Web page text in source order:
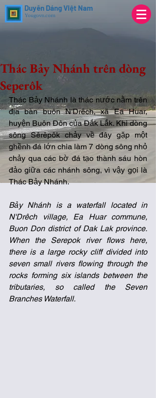
Duyên Dáng Việt Nam
Yougovn.com
Thác Bảy Nhánh trên dòng
Seperôk
Thác Bảy Nhánh là thác nước nằm trên
địa bàn buôn N'Drêch, xã Ea Huar,
huyện Buôn Đôn của Đắk Lắk. Khi dòng
sông Sêrêpôk chảy về đây gặp một
ghềnh đá lớn chia làm 7 dòng sông nhỏ
chảy qua các bờ đá tạo thành sáu hòn
đảo giữa các nhánh sông, vì vậy gọi là
Thác Bảy Nhánh.
Bảy Nhánh is a waterfall located in
N'Drêch village, Ea Huar commune,
Buon Don district of Dak Lak province.
When the Serepok river flows here,
there is a large rocky cliff divided into
seven small rivers flowing through the
rocks forming six islands between the
tributaries, so called the Seven
Branches Waterfall.